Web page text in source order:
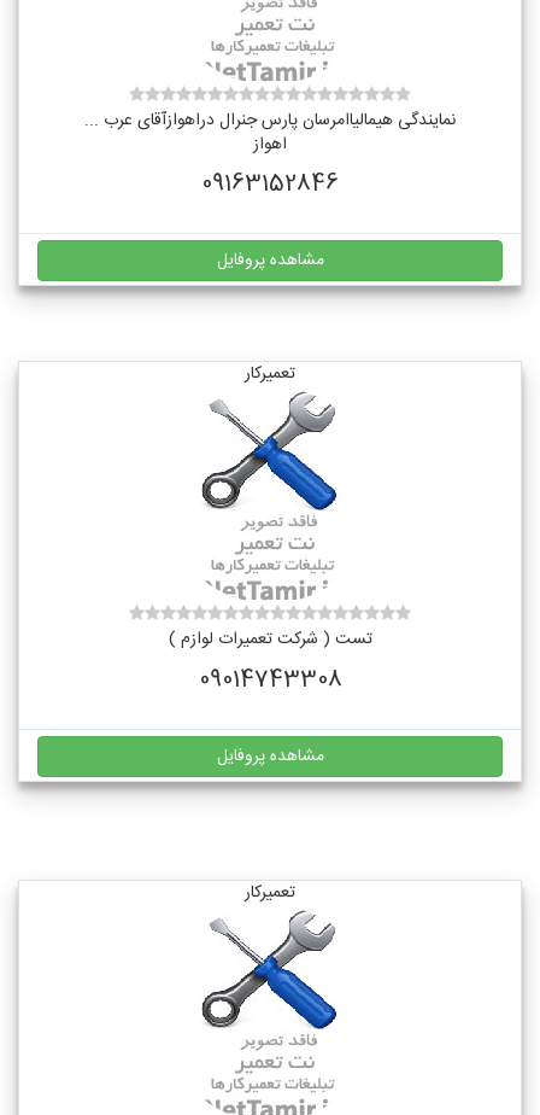
نمایندگی هیمالیاامرسان پارس جنرال دراهوازآقای عرب ...
اهواز
09163152846
مشاهده پروفایل
تعمیرکار
تست ( شرکت تعمیرات لوازم )
09014743308
مشاهده پروفایل
تعمیرکار